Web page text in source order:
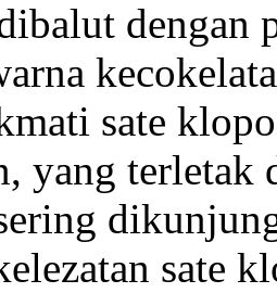
dengan
sate
yang terletak
sate